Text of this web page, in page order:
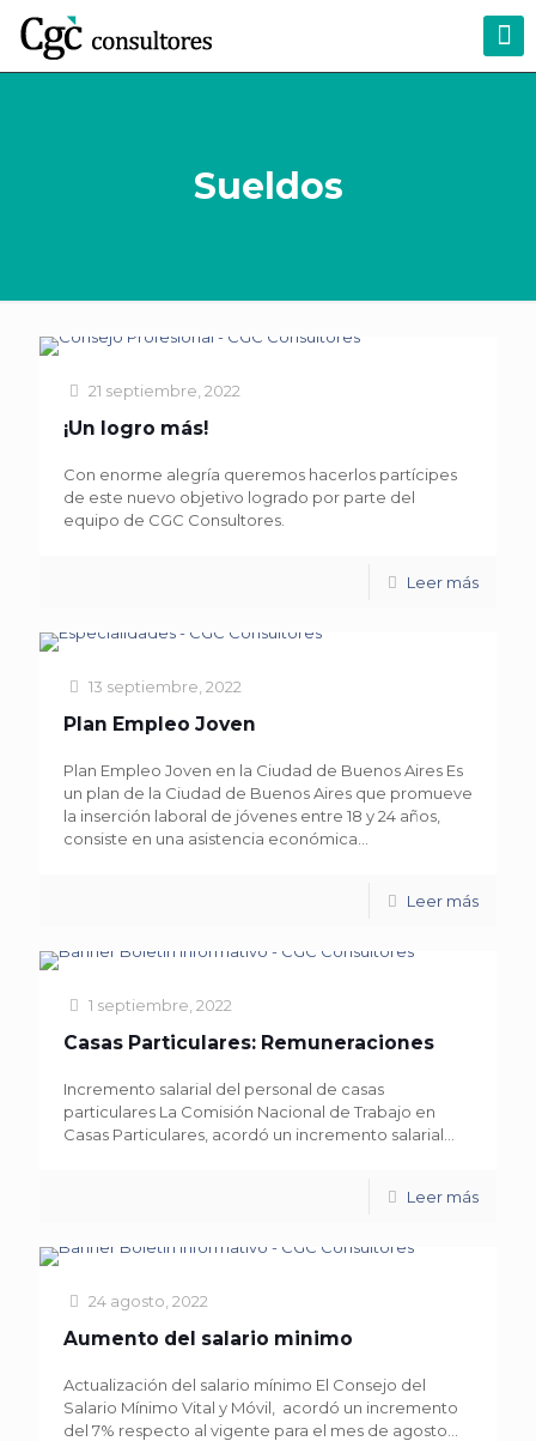
Sueldos
21 septiembre, 2022
¡Un logro más!
Con enorme alegría queremos hacerlos partícipes
de este nuevo objetivo logrado por parte del
equipo de CGC Consultores.
Leer más
13 septiembre, 2022
Plan Empleo Joven
Plan Empleo Joven en la Ciudad de Buenos Aires Es
un plan de la Ciudad de Buenos Aires que promueve
la inserción laboral de jóvenes entre 18 y 24 años,
consiste en una asistencia económica...
Leer más
1 septiembre, 2022
Casas Particulares: Remuneraciones
Incremento salarial del personal de casas
particulares La Comisión Nacional de Trabajo en
Casas Particulares, acordó un incremento salarial...
Leer más
24 agosto, 2022
Aumento del salario minimo
Actualización del salario mínimo El Consejo del
Salario Mínimo Vital y Móvil, acordó un incremento
del 7% respecto al vigente para el mes de agosto...